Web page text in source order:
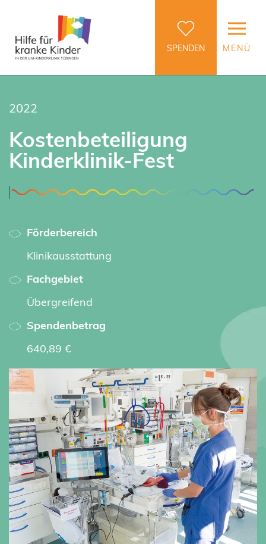
SPENDEN MENÜ
2022
Kostenbeteiligung
Kinderklinik-Fest
Förderbereich
Klinikausstattung
Fachgebiet
Übergreifend
Spendenbetrag
640,89 €